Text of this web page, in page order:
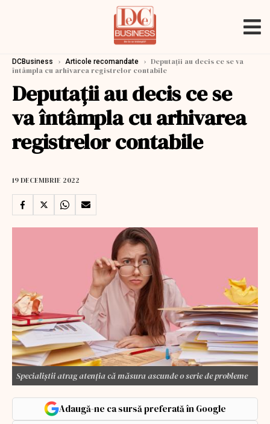
DCBusiness › Articole recomandate › Deputații au decis ce se va
întâmpla cu arhivarea registrelor contabile
Deputații au decis ce se
va întâmpla cu arhivarea
registrelor contabile
19 DECEMBRIE 2022
Specialiștii atrag atenția că măsura ascunde o serie de probleme
Adaugă-ne ca sursă preferată în Google